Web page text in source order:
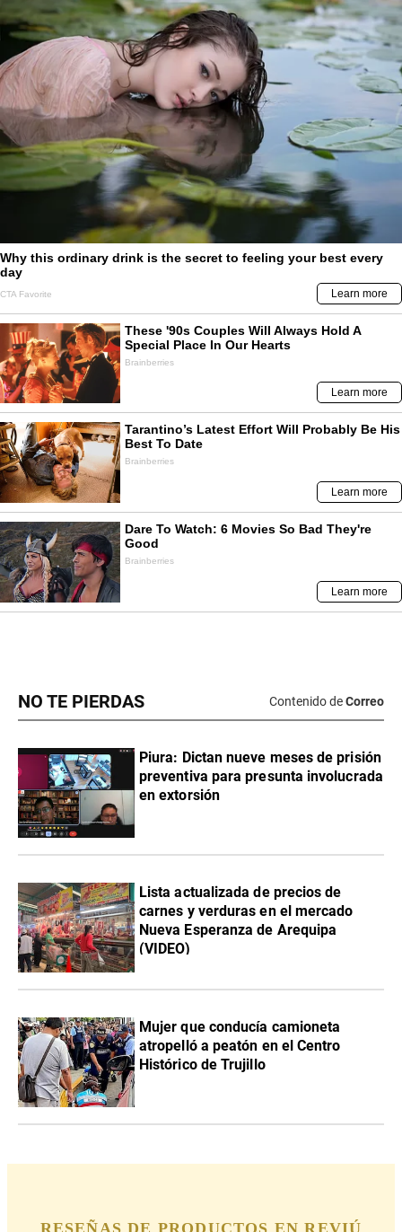
NO TE PIERDAS Contenido deCorreo
Piura: Dictan nueve meses de prisión
preventiva para presunta involucrada
en extorsión
Lista actualizada de precios de
carnes y verduras en el mercado
Nueva Esperanza de Arequipa
(VIDEO)
Mujer que conducía camioneta
atropelló a peatón en el Centro
Histórico de Trujillo